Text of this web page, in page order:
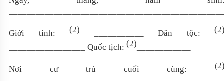
Giới tính: (2) ___________ Dân tộc: (2
_________________ Quốc tịch: (2)
Nơi cư trú cuối cùng: (2